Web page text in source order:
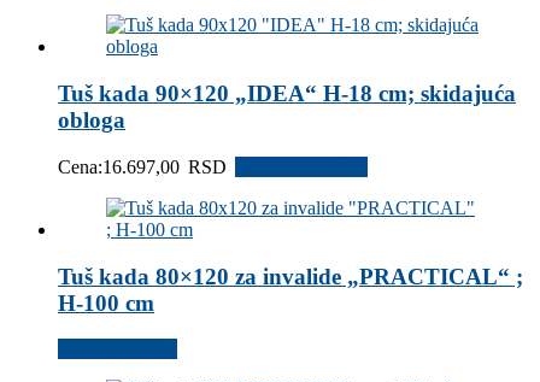
Tuš kada 90×120 „IDEA“ H-18 cm; skidajuća
obloga
Cena:16.697,00 RSD
Tuš kada 80×120 za invalide „PRACTICAL“ ;
H-100 cm